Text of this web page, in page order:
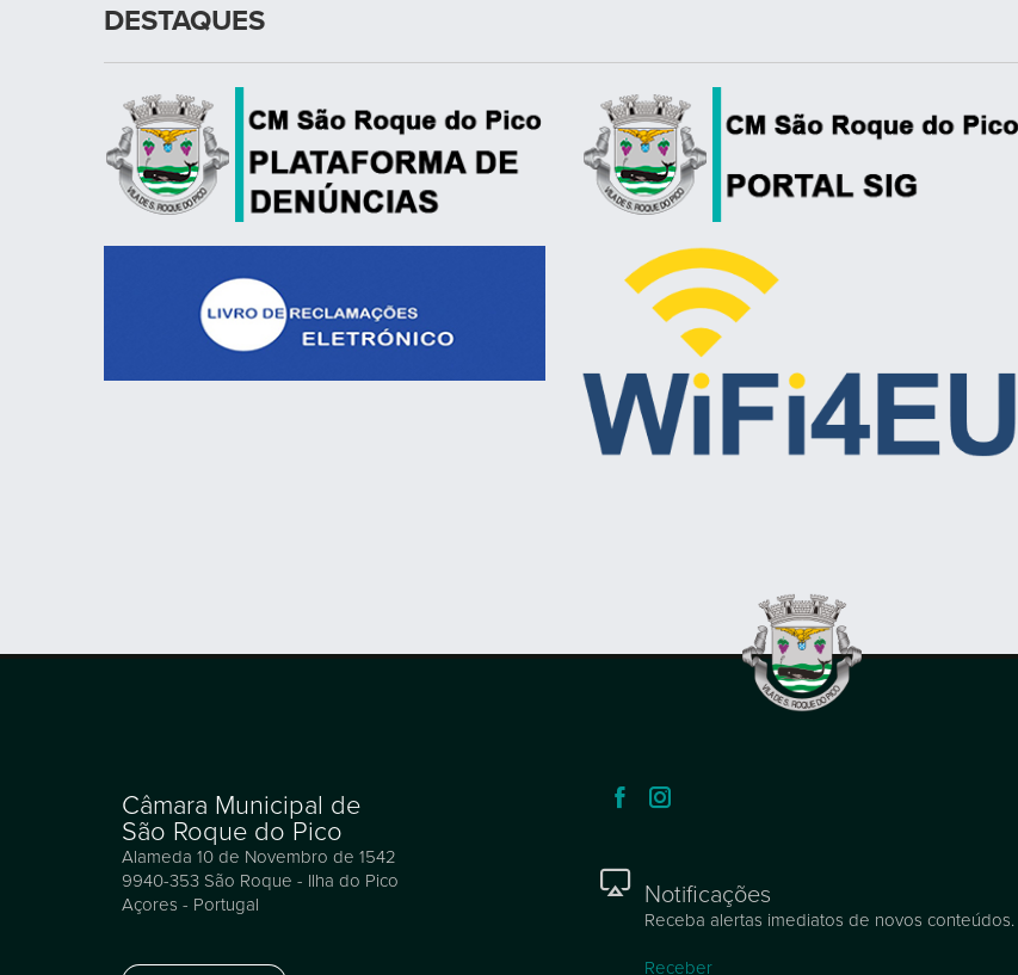
DESTAQUES
Câmara Municipal de
São Roque do Pico
Alameda 10 de Novembro de 1542
9940-353 São Roque - Ilha do Pico
Açores - Portugal
Notificações
Receba alertas imediatos de novos conteúdos.
Receber